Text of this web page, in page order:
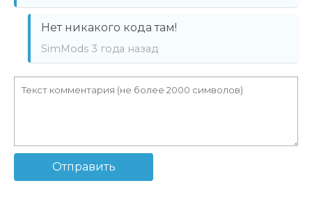
Нет никакого кода там!
SimMods 3 года назад
Отправить